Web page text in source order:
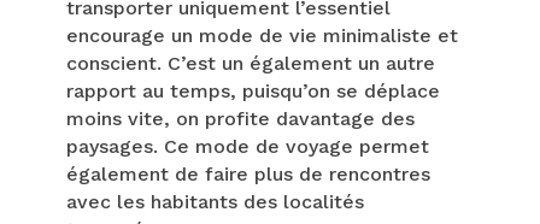
transporter uniquement l’essentiel
encourage un mode de vie minimaliste et
conscient. C’est un également un autre
rapport au temps, puisqu’on se déplace
moins vite, on profite davantage des
paysages. Ce mode de voyage permet
également de faire plus de rencontres
avec les habitants des localités